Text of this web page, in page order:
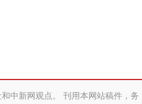
中新网观点。 刊用本网站稿件，务